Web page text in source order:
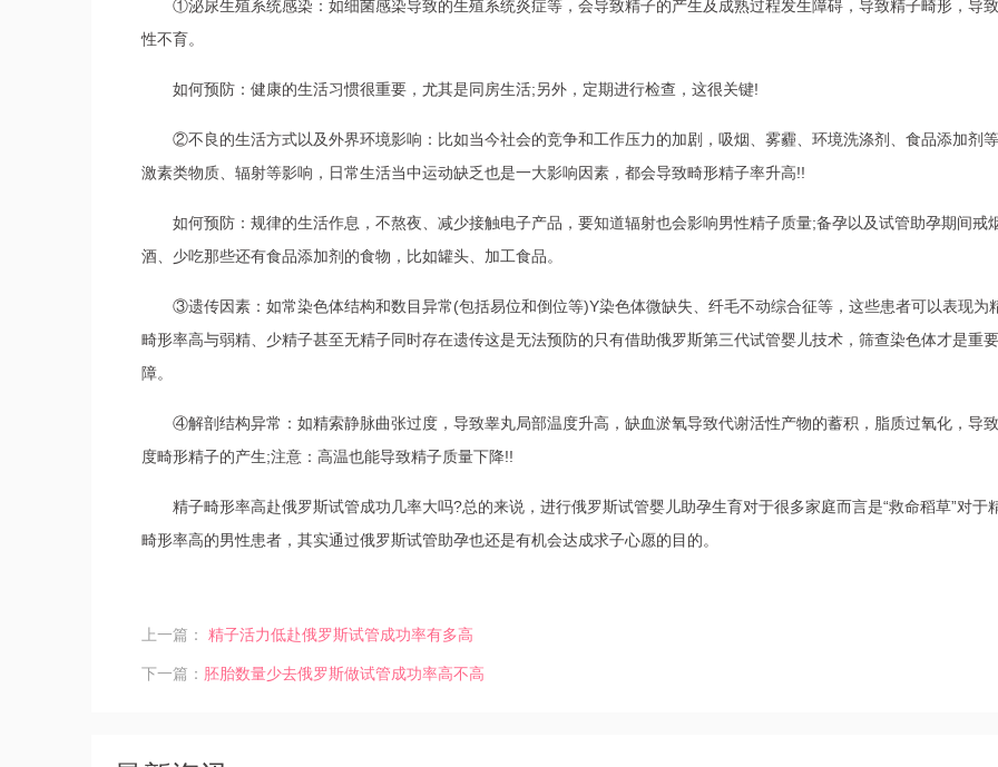
①泌尿生殖系统感染：如细菌感染导致的生殖系统炎症等，会导致精子的产生及成熟过程发生障碍，导致精子畸形，导
性不育。
如何预防：健康的生活习惯很重要，尤其是同房生活;另外，定期进行检查，这很关键!
②不良的生活方式以及外界环境影响：比如当今社会的竞争和工作压力的加剧，吸烟、雾霾、环境洗涤剂、食品添加剂
激素类物质、辐射等影响，日常生活当中运动缺乏也是一大影响因素，都会导致畸形精子率升高!!
如何预防：规律的生活作息，不熬夜、减少接触电子产品，要知道辐射也会影响男性精子质量;备孕以及试管助孕期间戒
酒、少吃那些还有食品添加剂的食物，比如罐头、加工食品。
③遗传因素：如常染色体结构和数目异常(包括易位和倒位等)Y染色体微缺失、纤毛不动综合征等，这些患者可以表现为
畸形率高与弱精、少精子甚至无精子同时存在遗传这是无法预防的只有借助俄罗斯第三代试管婴儿技术，筛查染色体才是重
障。
④解剖结构异常：如精索静脉曲张过度，导致睾丸局部温度升高，缺血淤氧导致代谢活性产物的蓄积，脂质过氧化，导
度畸形精子的产生;注意：高温也能导致精子质量下降!!
精子畸形率高赴俄罗斯试管成功几率大吗?总的来说，进行俄罗斯试管婴儿助孕生育对于很多家庭而言是“救命稻草”对于
畸形率高的男性患者，其实通过俄罗斯试管助孕也还是有机会达成求子心愿的目的。
上一篇： 精子活力低赴俄罗斯试管成功率有多高
下一篇： 胚胎数量少去俄罗斯做试管成功率高不高